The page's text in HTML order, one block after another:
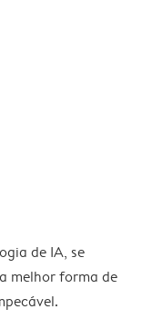
de IA, se
melhor forma de